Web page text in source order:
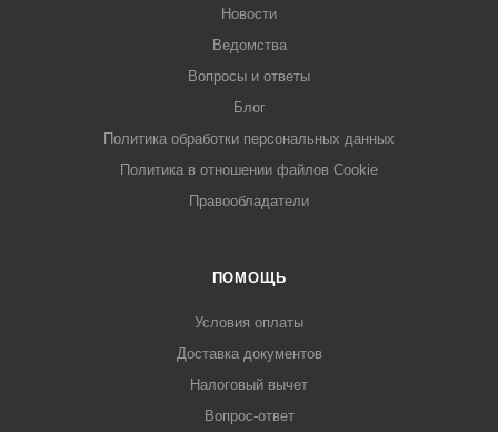
Новости
Ведомства
Вопросы и ответы
Блог
Политика обработки персональных данных
Политика в отношении файлов Cookie
Правообладатели
ПОМОЩЬ
Условия оплаты
Доставка документов
Налоговый вычет
Вопрос-ответ